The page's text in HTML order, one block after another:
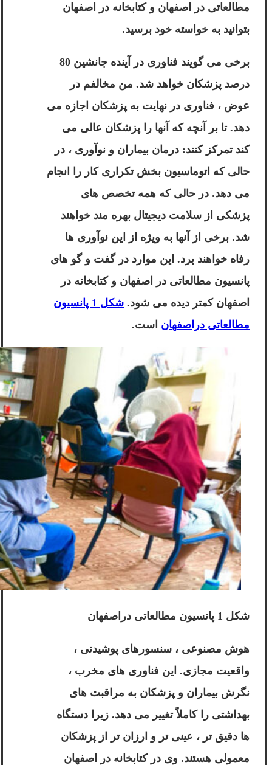
مطالعاتی در اصفهان و کتابخانه در اصفهان
بتوانید به خواسته خود برسید.
برخی می گویند فناوری در آینده جانشین 80
درصد پزشکان خواهد شد. من مخالفم در
عوض ، فناوری در نهایت به پزشکان اجازه می
دهد. تا بر آنچه که آنها را پزشکان عالی می
کند تمرکز کنند: درمان بیماران و نوآوری ، در
حالی که اتوماسیون بخش تکراری کار را انجام
می دهد. در حالی که همه تخصص های
پزشکی از سلامت دیجیتال بهره مند خواهند
شد. برخی از آنها به ویژه از این نوآوری ها
رفاه خواهند برد. این موارد در گفت و گو های
پانسیون مطالعاتی در اصفهان و کتابخانه در
اصفهان کمتر دیده می شود.
شکل 1 پانسیون
مطالعاتی دراصفهان است.
شکل 1 پانسیون مطالعاتی دراصفهان
هوش مصنوعی ، سنسورهای پوشیدنی ،
واقعیت مجازی. این فناوری های مخرب ،
نگرش بیماران و پزشکان به مراقبت های
بهداشتی را کاملاً تغییر می دهد. زیرا دستگاه
ها دقیق تر ، عینی تر و ارزان تر از پزشکان
معمولی هستند. وی در کتابخانه در اصفهان